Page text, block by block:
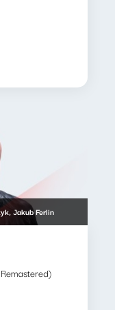
Jakub Ferlin